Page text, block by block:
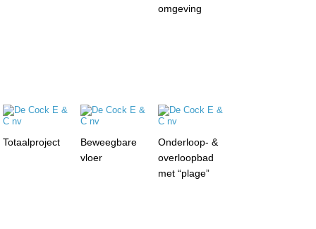
omgeving
Totaalproject
Beweegbare
vloer
Onderloop- &
overloopbad
met “plage”